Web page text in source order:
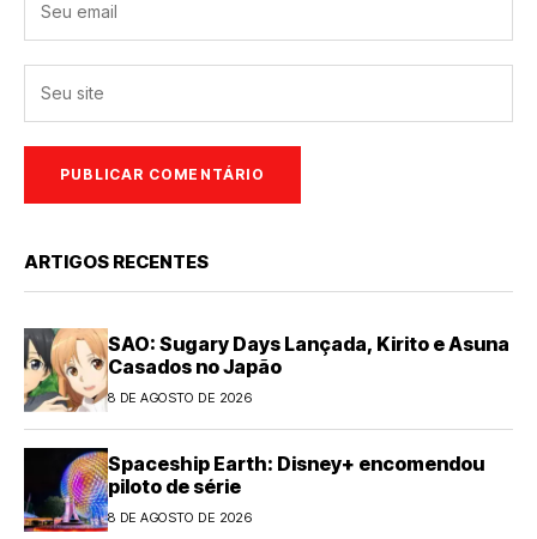
ARTIGOS RECENTES
SAO: Sugary Days Lançada, Kirito e Asuna
Casados no Japão
8 DE AGOSTO DE 2026
Spaceship Earth: Disney+ encomendou
piloto de série
8 DE AGOSTO DE 2026